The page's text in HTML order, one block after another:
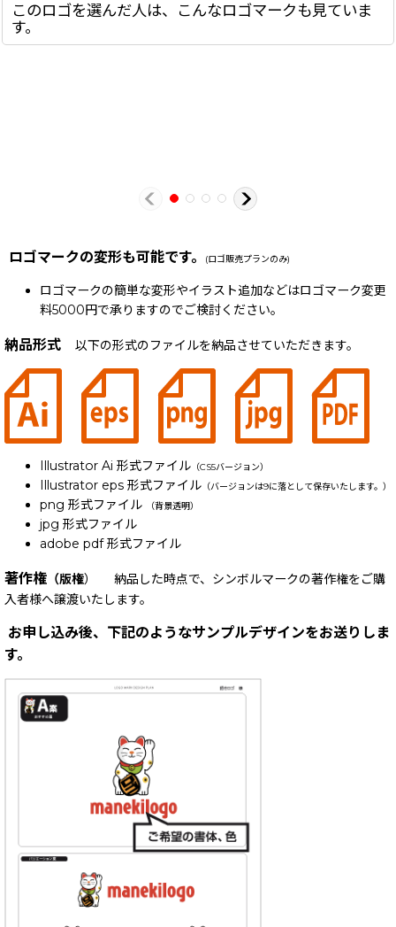
このロゴを選んだ人は、こんなロゴマークも見ていま
す。
ロゴマークの変形も可能です。 (ロゴ販売プランのみ)
ロゴマークの簡単な変形やイラスト追加などはロゴマーク変更
料5000円で承りますのでご検討ください。
納品形式 以下の形式のファイルを納品させていただきます。
Illustrator Ai 形式ファイル （CS5バージョン）
Illustrator eps 形式ファイル （バージョンは9に落として保存いたします。）
png 形式ファイル （背景透明）
jpg 形式ファイル
adobe pdf 形式ファイル
著作権 （版権） 納品した時点で、シンボルマークの著作権をご購
入者様へ譲渡いたします。
お申し込み後、下記のようなサンプルデザインをお送りしま
す。